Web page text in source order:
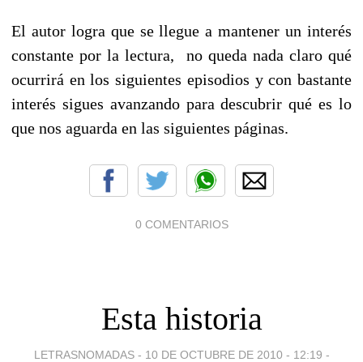
El autor logra que se llegue a mantener un interés
constante por la lectura, no queda nada claro qué
ocurrirá en los siguientes episodios y con bastante
interés sigues avanzando para descubrir qué es lo
que nos aguarda en las siguientes páginas.
0 COMENTARIOS
Esta historia
LETRASNOMADAS - 10 DE OCTUBRE DE 2010 - 12:19 -